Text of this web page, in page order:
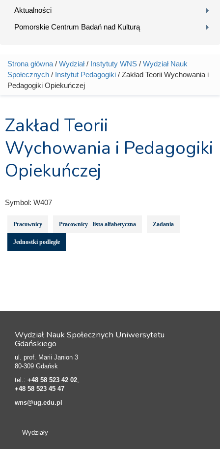
Aktualności
Pomorskie Centrum Badań nad Kulturą
Jesteś tutaj
Strona główna / Wydział/ Instytuty WNS / Wydział Nauk
Społecznych / Instytut Pedagogiki / Zakład Teorii Wychowania i
Pedagogiki Opiekuńczej
Zakład Teorii
Wychowania i Pedagogiki
Opiekuńczej
Symbol: W407
Pracownicy Pracownicy - lista alfabetyczna Zadania
Jednostki podległe
Wydział Nauk Społecznych Uniwersytetu
Gdańskiego
ul. prof. Marii Janion 3
80-309 Gdańsk
tel.: +48 58 523 42 02,
+48 58 523 45 47
wns@ug.edu.pl
Wydziały